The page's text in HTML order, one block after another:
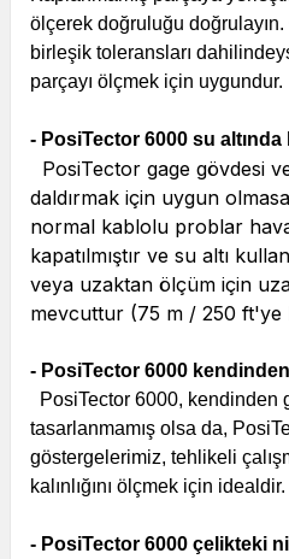
ölçerek doğruluğu
birleşik toleransları
parçayı ölçmek için uygundur.
- PosiTector 6000 su altında
PosiTector gage gövdesi
daldırmak için uygun
normal kablolu problar
kapatılmıştır ve su altı
veya uzaktan ölçüm için
mevcuttur (75 m / 250 ft'ye
- PosiTector 6000
PosiTector 6000, kendinden
tasarlanmamış olsa da,
göstergelerimiz, tehlikeli
kalınlığını ölçmek için idealdir.
- PosiTector 6000 çelikteki